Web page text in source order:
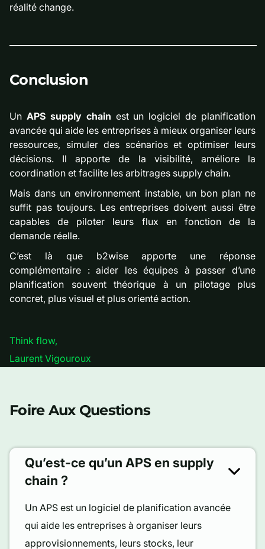
réalité change.
Conclusion
Un APS supply chain est un logiciel de planification
avancée qui aide les entreprises à mieux organiser leurs
ressources, simuler des scénarios et optimiser leurs
décisions. Il apporte de la visibilité, améliore la
coordination et facilite les arbitrages supply chain.
Mais dans un environnement instable, un bon plan ne
suffit pas toujours. Les entreprises doivent aussi être
capables de piloter leurs flux en fonction de la
demande réelle.
C’est là que b2wise apporte une réponse
complémentaire : aider les équipes à passer d’une
planification souvent théorique à un pilotage plus
concret, plus visuel et plus orienté action.
Think flow,
Laurent Vigouroux
Foire Aux Questions
Qu’est-ce qu’un APS en supply
chain ?
Un APS est un logiciel de planification avancée
qui aide les entreprises à organiser leurs
approvisionnements, leurs stocks, leur